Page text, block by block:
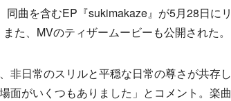
曲を含むEP『sukimakaze』が5月28日にリ
た、MVのティザームービーも公開された。
非日常のスリルと平穏な日常の尊さが共存し
面がいくつもありました」とコメント。楽曲